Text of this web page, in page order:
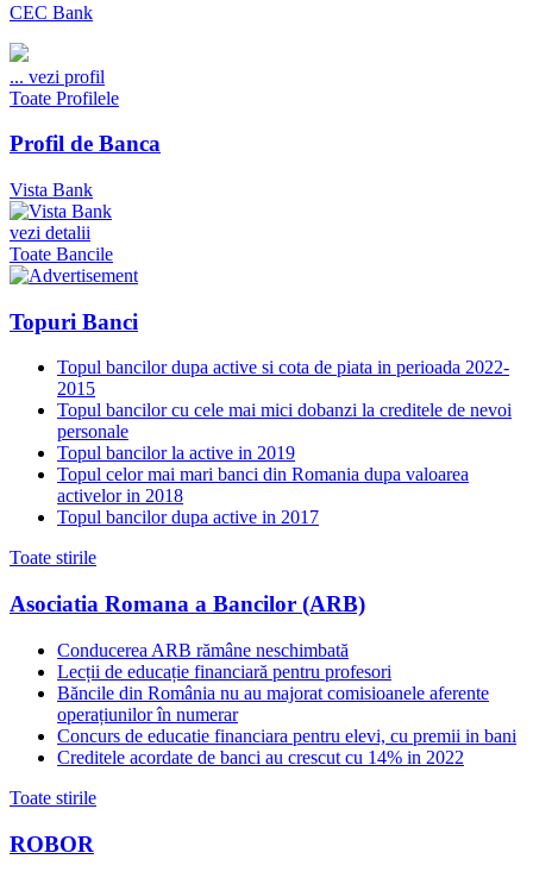
CEC Bank
... vezi profil
Toate Profilele
Profil de Banca
Vista Bank
vezi detalii
Toate Bancile
Topuri Banci
Topul bancilor dupa active si cota de piata in perioada 2022-
2015
Topul bancilor cu cele mai mici dobanzi la creditele de nevoi
personale
Topul bancilor la active in 2019
Topul celor mai mari banci din Romania dupa valoarea
activelor in 2018
Topul bancilor dupa active in 2017
Toate stirile
Asociatia Romana a Bancilor (ARB)
Conducerea ARB rămâne neschimbată
Lecții de educație financiară pentru profesori
Băncile din România nu au majorat comisioanele aferente
operațiunilor în numerar
Concurs de educatie financiara pentru elevi, cu premii in bani
Creditele acordate de banci au crescut cu 14% in 2022
Toate stirile
ROBOR